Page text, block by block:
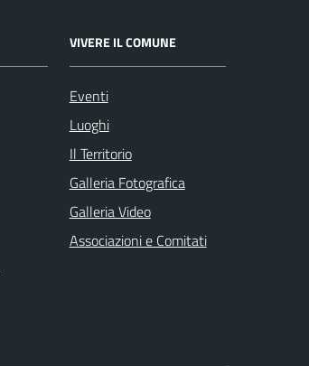
VIVERE IL COMUNE
Eventi
Luoghi
Il Territorio
Galleria Fotografica
Galleria Video
Associazioni e Comitati